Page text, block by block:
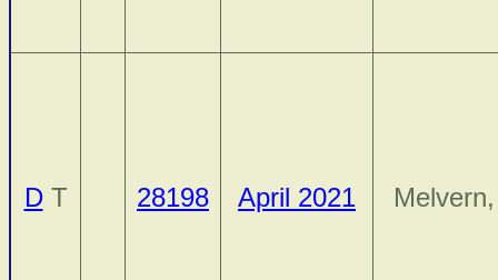
DT 28198 April 2021